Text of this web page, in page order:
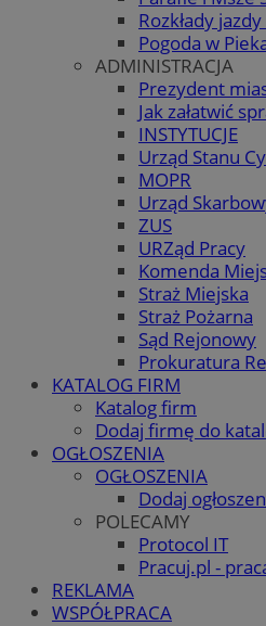
Rozkłady
Pogoda w
ADMINISTRACJA
Prezydent
Jak załatwić
INSTYTUCJE
Urząd Stanu
MOPR
Urząd
ZUS
URZąd Pracy
Komenda
Straż Miejska
Straż Pożarna
Sąd Rejonowy
Prokuratura
KATALOG FIRM
Katalog firm
Dodaj firmę do
OGŁOSZENIA
OGŁOSZENIA
Dodaj
POLECAMY
Protocol IT
Pracuj.pl -
REKLAMA
WSPÓŁPRACA